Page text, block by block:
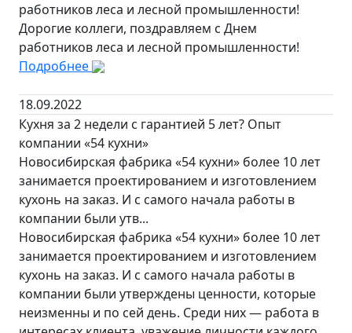
работников леса и лесной промышленности!
Дорогие коллеги, поздравляем с Днем
работников леса и лесной промышленности!
Подробнее
18.09.2022
Кухня за 2 недели с гарантией 5 лет? Опыт
компании «54 кухни»
Новосибирская фабрика «54 кухни» более 10 лет
занимается проектированием и изготовлением
кухонь на заказ. И с самого начала работы в
компании были утв...
Новосибирская фабрика «54 кухни» более 10 лет
занимается проектированием и изготовлением
кухонь на заказ. И с самого начала работы в
компании были утверждены ценности, которые
неизменны и по сей день. Среди них — работа в